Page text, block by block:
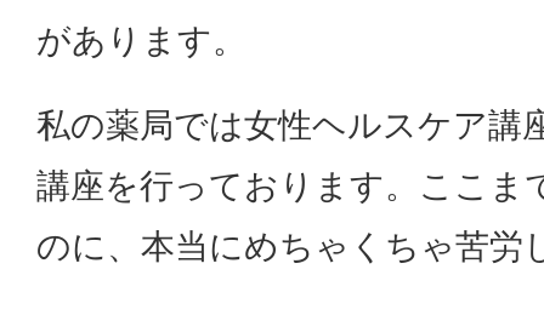
があります。
私の薬局では女性ヘルスケア講
講座を行っております。ここま
のに、本当にめちゃくちゃ苦労